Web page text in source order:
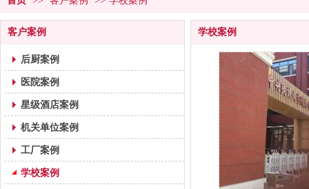
客户案例
后厨案例
医院案例
星级酒店案例
机关单位案例
工厂案例
学校案例
学校案例